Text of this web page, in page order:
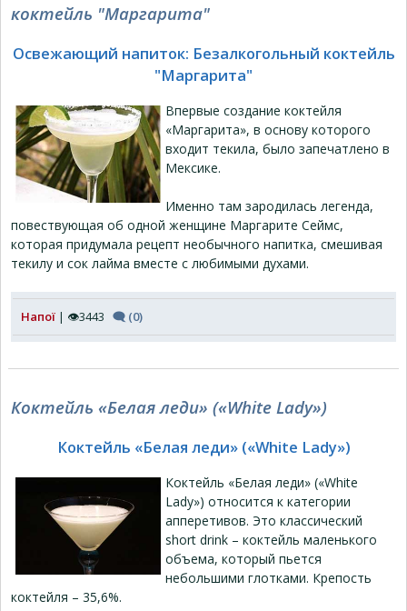
коктейль "Маргарита"
Освежающий напиток: Безалкогольный коктейль
"Маргарита"
Впервые создание коктейля
«Маргарита», в основу которого
входит текила, было запечатлено в
Мексике.
Именно там зародилась легенда,
повествующая об одной женщине Маргарите Сеймс,
которая придумала рецепт необычного напитка, смешивая
текилу и сок лайма вместе с любимыми духами.
Напої | 👁3443 🗨 (0)
Коктейль «Белая леди» («White Lady»)
Коктейль «Белая леди» («White Lady»)
Коктейль «Белая леди» («White
Lady») относится к категории
апперетивов. Это классический
short drink – коктейль маленького
объема, который пьется
небольшими глотками. Крепость
коктейля – 35,6%.